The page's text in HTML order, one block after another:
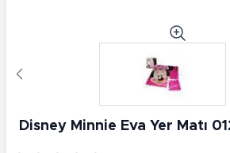
Disney Minnie Eva Yer Matı